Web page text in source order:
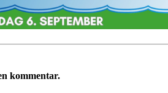
kommentar.